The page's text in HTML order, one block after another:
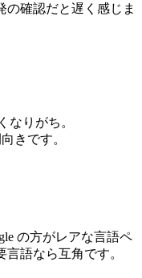
の確認だと遅く感じま
なりがち。
きです。
の方がレアな言語ペ
語なら互角です。